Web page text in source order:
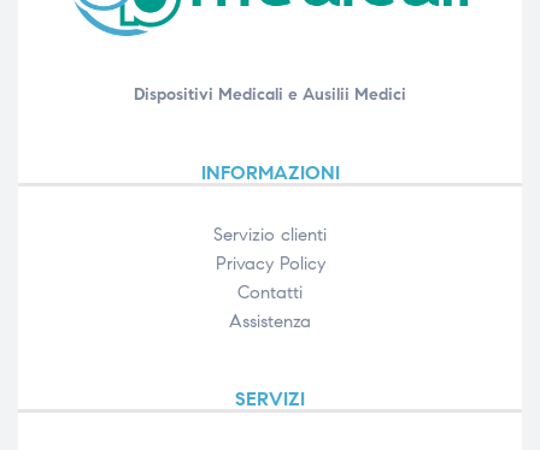
Dispositivi Medicali e Ausilii Medici
INFORMAZIONI
Servizio clienti
Privacy Policy
Contatti
Assistenza
SERVIZI